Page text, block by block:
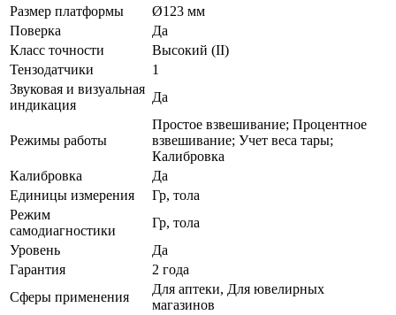
Размер платформы
Ø123 мм
Поверка
Да
Класс точности
Высокий (II)
Тензодатчики
1
Звуковая и визуальная
индикация
Да
Режимы работы
Простое взвешивание; Процентное
взвешивание; Учет веса тары;
Калибровка
Калибровка
Да
Единицы измерения
Гр, тола
Режим
самодиагностики
Гр, тола
Уровень
Да
Гарантия
2 года
Сферы применения
Для аптеки, Для ювелирных
магазинов